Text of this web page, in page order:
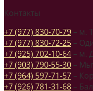
Контакты
+7 (977) 830-70-79 – м.
+7 (977) 830-72-25 –
+7 (925) 702-10-64 – м.
+7 (903) 790-55-30 –
+7 (964) 597-71-57 –
+7 (926) 781-31-68 –